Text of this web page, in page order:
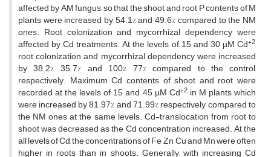
affected by AM fungus, so that the shoot and root P contents of M
plants were increased by 54.1% and 49.6% compared to the NM
ones. Root colonization and mycorrhizal dependency were
affected by Cd treatments. At the levels of 15 and 30 µM Cd+2,
root colonization and mycorrhizal dependency were increased
by 38.2%, 35.7% and 100%, 77% compared to the control,
respectively. Maximum Cd contents of shoot and root were
recorded at the levels of 15 and 45 µM Cd+2in M plants which
were increased by 81.97% and 71.99% respectively, compared to
the NM ones at the same levels. Cd-translocation from root to
shoot was decreased as the Cd concentration increased. At the
all levels of Cd, the concentrations of Fe, Zn, Cu and Mn were often
higher in roots than in shoots. Generally, with increasing Cd